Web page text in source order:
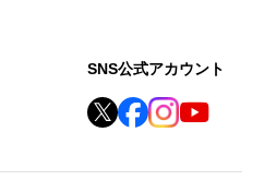
SNS公式アカウント